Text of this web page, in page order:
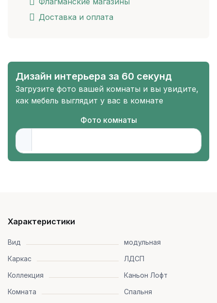
Доставка и оплата
Дизайн интерьера за 60 секунд
Загрузите фото вашей комнаты и вы увидите,
как мебель выглядит у вас в комнате
Фото комнаты
Характеристики
Вид
модульная
Каркас
ЛДСП
Коллекция
Каньон Лофт
Комната
Спальня